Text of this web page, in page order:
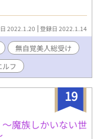
背負ってしまったレ
ために旅に出ること
国王様、果てには貴
達を意図せず虜にし
嬢に殺されかけてい
きた魔王に助けられ
CPとなりますが、他
。 魔王様×エルフ、
、魔族/魔物×エル
2022.1.20 登録日 2022.1.14
無自覚美人総受け
フ
19
～魔族しかいない世